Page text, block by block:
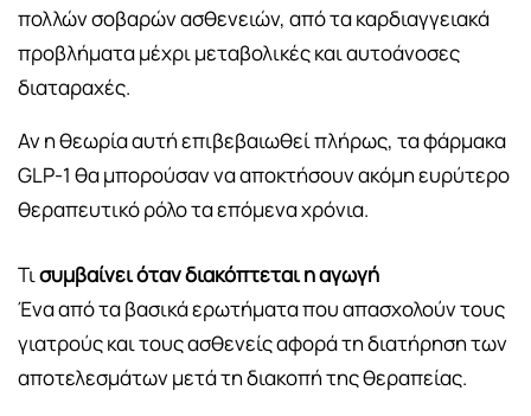
πολλών σοβαρών ασθενειών, από τα καρδιαγγειακά
προβλήματα μέχρι μεταβολικές και αυτοάνοσες
διαταραχές.
Αν η θεωρία αυτή επιβεβαιωθεί πλήρως, τα φάρμακα
GLP-1 θα μπορούσαν να αποκτήσουν ακόμη ευρύτερο
θεραπευτικό ρόλο τα επόμενα χρόνια.
Τισυμβαίνει όταν διακόπτεται η αγωγή
Ένα από τα βασικά ερωτήματα που απασχολούν τους
γιατρούς και τους ασθενείς αφορά τη διατήρηση των
αποτελεσμάτων μετά τη διακοπή της θεραπείας.